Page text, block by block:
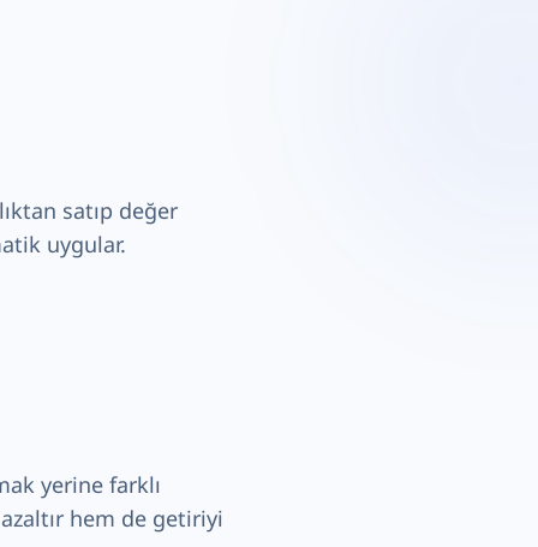
satıp değer
uygular.
yerine farklı
hem de getiriyi